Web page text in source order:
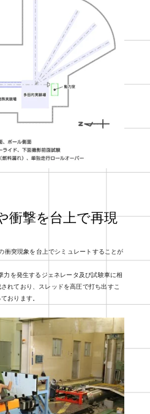
衝撃を台上で再現
衝突現象を台上でシミュレートすることが
力を発生するジェネレータ及び試験車に相
れており、スレッドを高圧で打ち出すこ
おります。